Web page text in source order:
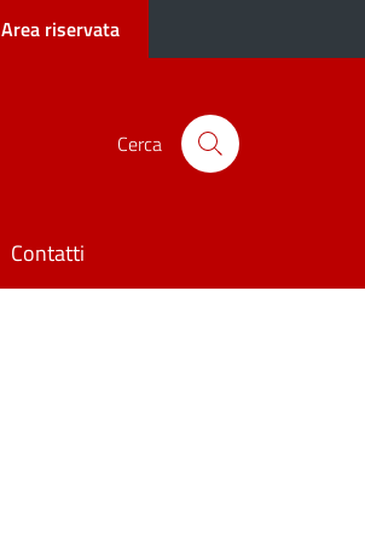
Area riservata
Cerca
Contatti